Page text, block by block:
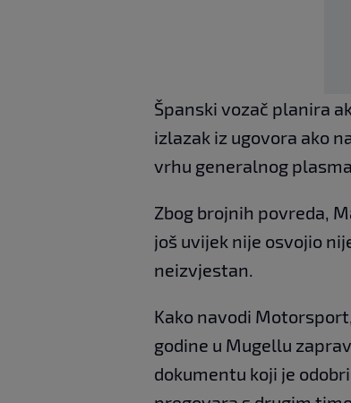
Španski vozač planira
izlazak iz ugovora ako
vrhu generalnog
Zbog brojnih povreda,
još uvijek nije osvojio
neizvjestan.
Kako navodi
godine u Mugellu
dokumentu koji je